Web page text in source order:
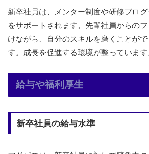
新卒社員は、メンター制度や研修プロ
をサポートされます。先輩社員からの
けながら、自分のスキルを磨くことが
す。成長を促進する環境が整っています
給与や福利厚生
新卒社員の給与水準